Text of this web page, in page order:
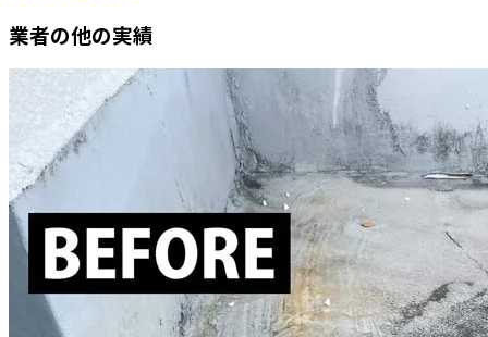
業者の他の実績